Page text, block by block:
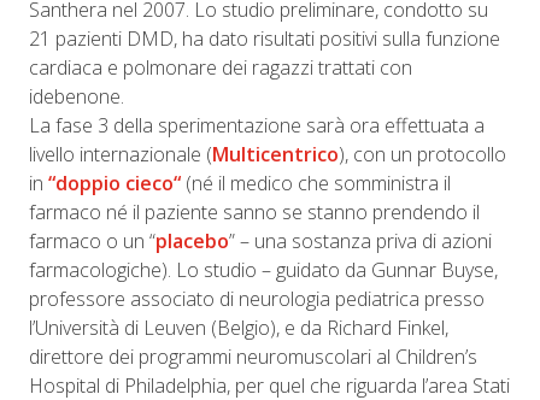
Santhera nel 2007. Lo studio preliminare, condotto su
21 pazienti DMD, ha dato risultati positivi sulla funzione
cardiaca e polmonare dei ragazzi trattati con
idebenone.
La fase 3 della sperimentazione sarà ora effettuata a
livello internazionale (Multicentrico), con un protocollo
in “doppio cieco“ (né il medico che somministra il
farmaco né il paziente sanno se stanno prendendo il
farmaco o un “placebo” – una sostanza priva di azioni
farmacologiche). Lo studio – guidato da Gunnar Buyse,
professore associato di neurologia pediatrica presso
l’Università di Leuven (Belgio), e da Richard Finkel,
direttore dei programmi neuromuscolari al Children’s
Hospital di Philadelphia, per quel che riguarda l’area Stati